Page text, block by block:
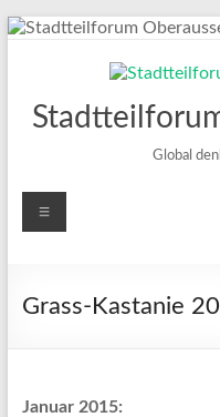
Zum
Global
Menü
Grass-Kastanie
Januar 2015: